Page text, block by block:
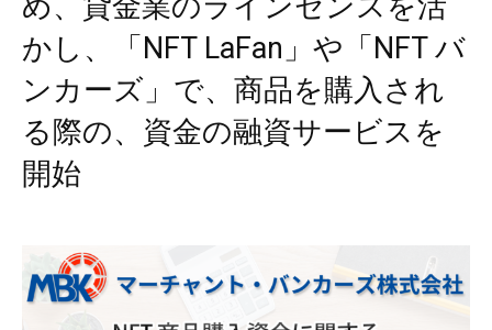
かし、「NFT LaFan」や「NFT バ
ンカーズ」で、商品を購入され
る際の、資金の融資サービスを
開始